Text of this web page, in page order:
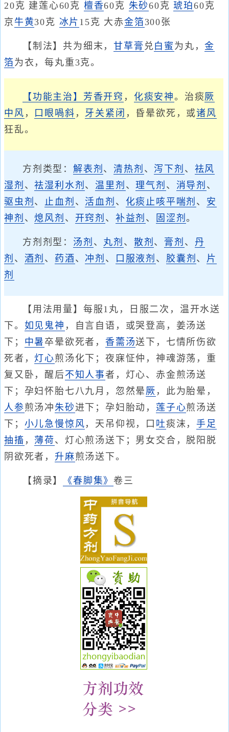
20克 建莲心60克 檀香60克 朱砂60克琥珀60克
京 牛黄30克 冰片 15克 大赤金箔 300张
【制法】共为细末，甘草膏 兑白蜜 为丸，金
箔 为衣，每丸重3克。
【功能主治】 芳香开窍 ， 化痰安神。治痰厥
中风 ， 口眼喎斜 ， 牙关紧闭 ，昏晕欲死，或诸风
狂乱。
方剂类型： 解表剂 、清热剂 、 泻下剂 、 祛风
湿剂 、祛湿利水剂 、温里剂 、理气剂 、 消导剂 、
驱虫剂 、 止血剂 、 活血剂 、 化痰止咳平喘剂 、 安
神剂 、熄风剂 、 开窍剂 、 补益剂 、 固涩剂。
方剂剂型： 汤剂 、 丸剂 、 散剂 、 膏剂 、 丹
剂 、 酒剂 、 药酒 、 冲剂 、 口服液剂 、 胶囊剂 、 片
剂
【用法用量】每服1丸，日服二次，温开水送
下。 如见鬼神 ，自言自语，或哭登高，姜汤送
下； 中暑 卒晕欲死者， 香薷汤送下，七情所伤欲
死者， 灯心煎汤化下；夜寐怔仲，神魂游荡，重
复又卧，醒后不知人事者，灯心、赤金煎汤送
下；孕妇怀胎七八九月，忽然晕 厥 ，此为胎晕，
人参煎汤冲朱砂 进下；孕妇胎动， 莲子心煎汤送
下； 小儿急慢惊风 ，天吊仰视，口 吐痰沫，手足
抽搐 ， 薄荷、灯心煎汤送下；男女交合，脱阳脱
阴欲死者， 升麻煎汤送下。
【摘录】 《春脚集》卷三